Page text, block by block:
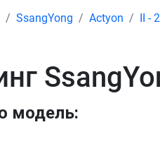
SsangYong Actyon II -
модель: